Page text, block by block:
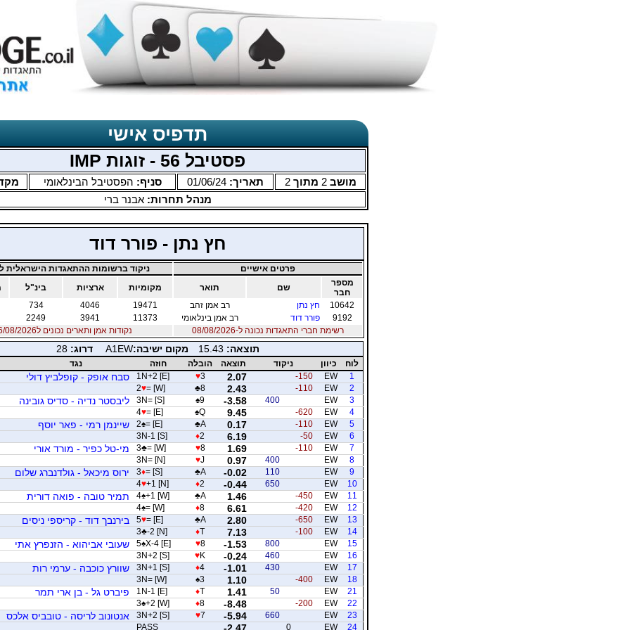
תדפיס אישי
פסטיבל 56 - זוגות IMP
מושב2 מתוך2 תאריך: 01/06/24 סניף: הפסטיבל הבינלאומי
מנהל תחרות:אבנר ברי
חץ נתן - פורר דוד
פרטים אישיים
ניקוד ברשומות ההתאגדות הישראלית
מספר
חבר
שם תואר מקומיות ארציות בינ"ל
10642
חץ נתן רב אמן זהב 19471
4046
734
9192
פורר דוד רב אמן בינלאומי 11373
3941
2249
רשימת חברי התאגדות נכונה ל-08/08/2026
נקודות אמן ותארים נכונים ל06/08/2026
תוצאה: 15.43 מקום ישיבה:A1EW דרוג:28
לוח כיוון ניקוד תוצאה הובלה חוזה
נגד
1
EW
-150
2.07
♥3
1N+2 [E] סבח אופק - קופלביץ דולי
2
EW
-110
2.43
♣8
2♥= [W]
3
EW
400
-3.58
♠9
3N= [S] ליבסטר נדיה - סדיס גובינה
4
EW
-620
9.45
♠Q
4♥= [E]
5
EW
-110
0.17
♣A
2♠= [E] שיינמן רמי - פאר יוסף
6
EW
-50
6.19
♦2
3N-1 [S]
7
EW
-110
1.69
♥8
3♣= [W] מי-טל כפיר - מורד אורי
8
EW
400
0.97
♥J
3N= [N]
9
EW
110
-0.02
♣A
3♦= [S] ירוס מיכאל - גולדנברג שלום
10
EW
650
-0.44
♦2
4♥+1 [N]
11
EW
-450
1.46
♣A
4♠+1 [W] תמיר טובה - פואה דורית
12
EW
-420
6.61
♦8
4♠= [W]
13
EW
-650
2.80
♣A
5♥= [E] בירנבך דוד - קריספי ניסים
14
EW
-100
7.13
♦T
3♣-2 [N]
15
EW
800
-1.53
♥8
5♠X-4 [E] שעובי אביהוא - הזנפרץ אתי
16
EW
460
-0.24
♥K
3N+2 [S]
17
EW
430
-1.01
♦4
3N+1 [S] שוורץ כוכבה - ערמי רות
18
EW
-400
1.10
♠3
3N= [W]
21
EW
50
1.41
♦T
1N-1 [E] פיברט גל - בן ארי תמר
22
EW
-200
-8.48
♦8
3♠+2 [W]
23
EW
660
-5.94
♥7
3N+2 [S] אנטונוב לריסה - טובביס אלכס
24
EW
0
-2.47
PASS